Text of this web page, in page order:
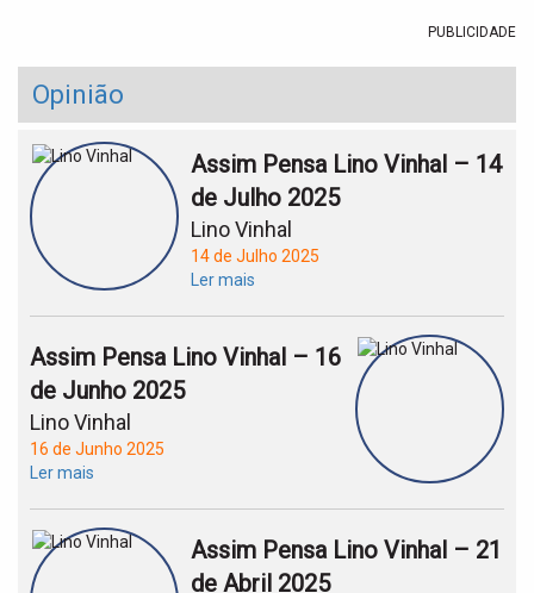
PUBLICIDADE
Opinião
Assim Pensa Lino Vinhal – 14
de Julho 2025
Lino Vinhal
14 de Julho 2025
Ler mais
Assim Pensa Lino Vinhal – 16
de Junho 2025
Lino Vinhal
16 de Junho 2025
Ler mais
Assim Pensa Lino Vinhal – 21
de Abril 2025